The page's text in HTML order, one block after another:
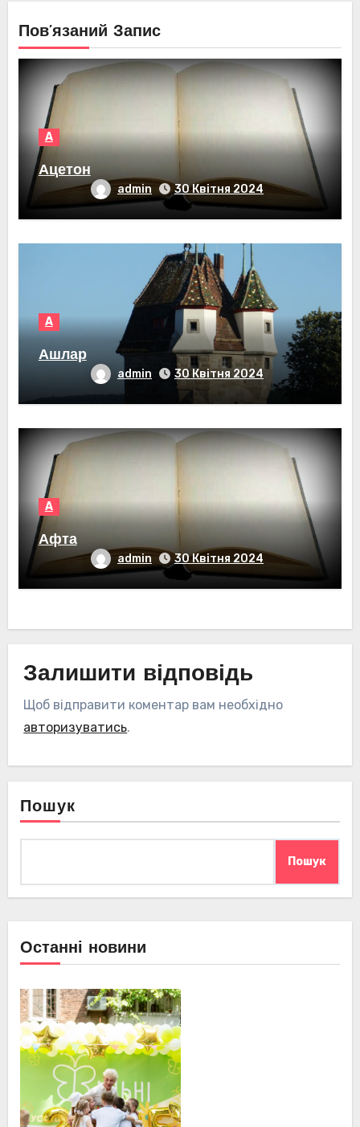
Пов’язаний Запис
А
Ацетон
admin 30 Квітня 2024
А
Ашлар
admin 30 Квітня 2024
А
Афта
admin 30 Квітня 2024
Залишити відповідь
Щоб відправити коментар вам необхідно
авторизуватись.
Пошук
Пошук
Останні новини